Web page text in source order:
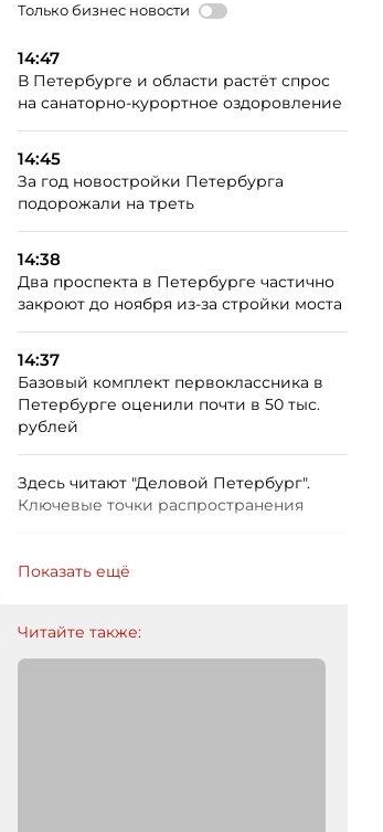
Только бизнес новости
14:47
В Петербурге и области растёт спрос
на санаторно-курортное оздоровление
14:45
За год новостройки Петербурга
подорожали на треть
14:38
Два проспекта в Петербурге частично
закроют до ноября из-за стройки моста
14:37
Базовый комплект первоклассника в
Петербурге оценили почти в 50 тыс.
рублей
Здесь читают "Деловой Петербург".
Ключевые точки распространения
Показать ещё
Читайте также: